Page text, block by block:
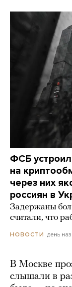
ФСБ
на
через них
россиян в
Задержаны
считали, что
НОВОСТИ день
В Москве
слышали в